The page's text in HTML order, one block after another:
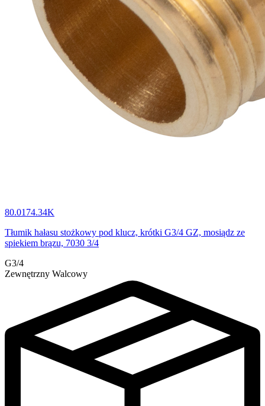
80.0174.34K
Tłumik hałasu stożkowy pod klucz, krótki G3/4 GZ, mosiądz ze
spiekiem brązu, 7030 3/4
G3/4
Zewnętrzny Walcowy